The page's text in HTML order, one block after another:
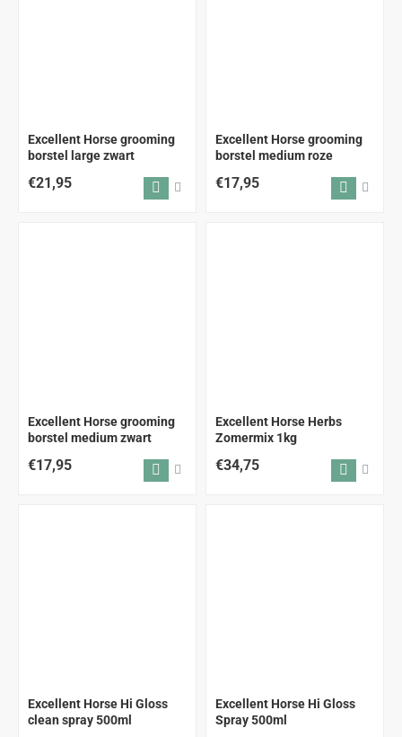
Excellent Horse grooming
borstel large zwart
€21,95
Excellent Horse grooming
borstel medium roze
€17,95
Excellent Horse grooming
borstel medium zwart
€17,95
Excellent Horse Herbs
Zomermix 1kg
€34,75
Excellent Horse Hi Gloss
clean spray 500ml
Excellent Horse Hi Gloss
Spray 500ml